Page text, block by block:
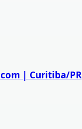
| Curitiba/PR